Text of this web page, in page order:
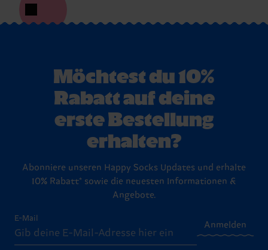
Möchtest du 10%
Rabatt auf deine
erste Bestellung
erhalten?
Abonniere unseren Happy Socks Updates und erhalte
10% Rabatt* sowie die neuesten Informationen &
Angebote.
E-Mail
Anmelden